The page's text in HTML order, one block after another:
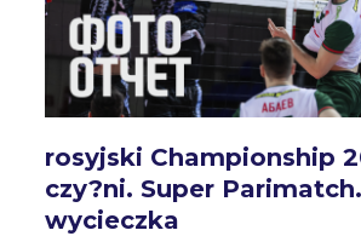
rosyjski Championship
czy?ni. Super
wycieczka